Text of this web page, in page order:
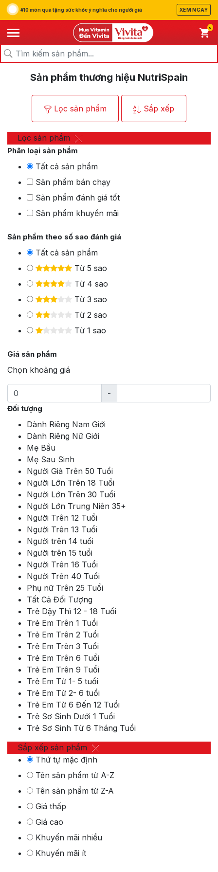
#10 món quà tặng sức khỏe ý nghĩa cho người già XEM NGAY
0
Trang chủ/Thương hiệu/
Sản phẩm thương hiệu NutriSpain
Lọc sản phẩm Sắp xếp
Lọc sản phẩm
Phân loại sản phẩm
Tất cả sản phẩm
Sản phẩm bán chạy
Sản phẩm đánh giá tốt
Sản phẩm khuyến mãi
Sản phẩm theo số sao đánh giá
Tất cả sản phẩm
Từ 5 sao
Từ 4 sao
Từ 3 sao
Từ 2 sao
Từ 1 sao
Giá sản phẩm
Chọn khoảng giá
-
Đối tượng
Dành Riêng Nam Giới
Dành Riêng Nữ Giới
Mẹ Bầu
Mẹ Sau Sinh
Người Già Trên 50 Tuổi
Người Lớn Trên 18 Tuổi
Người Lớn Trên 30 Tuổi
Người Lớn Trung Niên 35+
Người Trên 12 Tuổi
Người Trên 13 Tuổi
Người trên 14 tuổi
Người trên 15 tuổi
Người Trên 16 Tuổi
Người Trên 40 Tuổi
Phụ nữ Trên 25 Tuổi
Tất Cả Đối Tượng
Trẻ Dậy Thì 12 - 18 Tuổi
Trẻ Em Trên 1 Tuổi
Trẻ Em Trên 2 Tuổi
Trẻ Em Trên 3 Tuổi
Trẻ Em Trên 6 Tuổi
Trẻ Em Trên 9 Tuổi
Trẻ Em Từ 1- 5 tuổi
Trẻ Em Từ 2- 6 tuổi
Trẻ Em Từ 6 Đến 12 Tuổi
Trẻ Sơ Sinh Dưới 1 Tuổi
Trẻ Sơ Sinh Từ 6 Tháng Tuổi
Sắp xếp sản phẩm
Thứ tự mặc định
Tên sản phẩm từ A-Z
Tên sản phẩm từ Z-A
Giá thấp
Giá cao
Khuyến mãi nhiều
Khuyến mãi ít